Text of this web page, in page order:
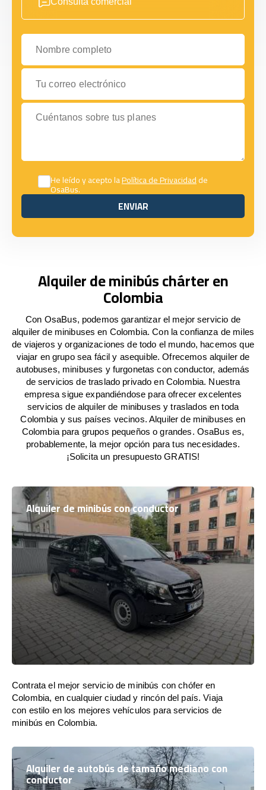
Nombre completo
Tu correo electrónico
Cuéntanos sobre tus planes
He leído y acepto laPolítica de Privacidadde
OsaBus.
ENVIAR
ENVIAR
Alquiler de minibús chárter en
Colombia
Con OsaBus, podemos garantizar el mejor servicio de
alquiler de minibuses en Colombia. Con la confianza de miles
de viajeros y organizaciones de todo el mundo, hacemos que
viajar en grupo sea fácil y asequible. Ofrecemos alquiler de
autobuses, minibuses y furgonetas con conductor, además
de servicios de traslado privado en Colombia. Nuestra
empresa sigue expandiéndose para ofrecer excelentes
servicios de alquiler de minibuses y traslados en toda
Colombia y sus países vecinos. Alquiler de minibuses en
Colombia para grupos pequeños o grandes. OsaBus es,
probablemente, la mejor opción para tus necesidades.
¡Solicita un presupuesto GRATIS!
Alquiler de minibús con conductor
Contrata el mejor servicio de minibús con chófer en
Colombia, en cualquier ciudad y rincón del país. Viaja
con estilo en los mejores vehículos para servicios de
minibús en Colombia.
Alquiler de autobús de tamaño mediano con
conductor